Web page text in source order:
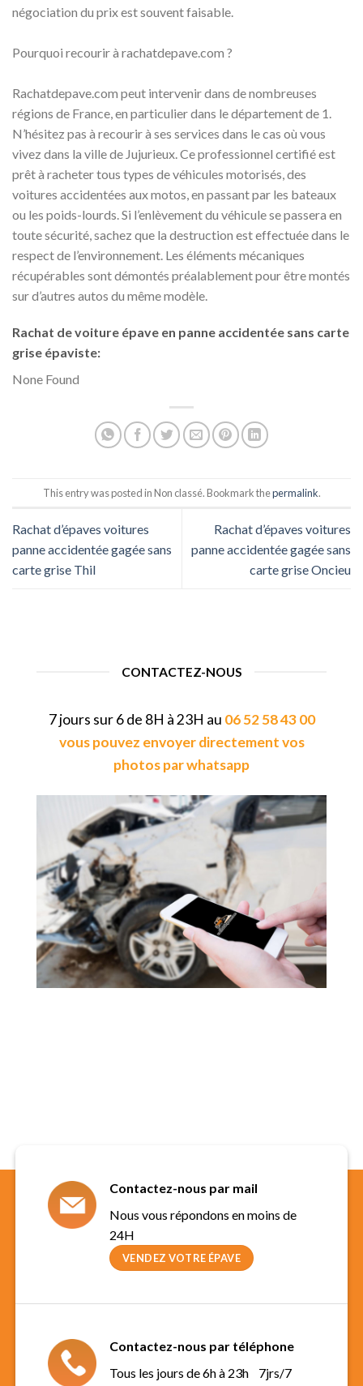
négociation du prix est souvent faisable.
Pourquoi recourir à rachatdepave.com ?
Rachatdepave.com peut intervenir dans de nombreuses
régions de France, en particulier dans le département de 1.
N’hésitez pas à recourir à ses services dans le cas où vous
vivez dans la ville de Jujurieux. Ce professionnel certifié est
prêt à racheter tous types de véhicules motorisés, des
voitures accidentées aux motos, en passant par les bateaux
ou les poids-lourds. Si l’enlèvement du véhicule se passera en
toute sécurité, sachez que la destruction est effectuée dans le
respect de l’environnement. Les éléments mécaniques
récupérables sont démontés préalablement pour être montés
sur d’autres autos du même modèle.
Rachat de voiture épave en panne accidentée sans carte
grise épaviste:
None Found
This entry was posted in Non classé. Bookmark thepermalink.
Rachat d’épaves voitures
panne accidentée gagée sans
carte grise Thil
Rachat d’épaves voitures
panne accidentée gagée sans
carte grise Oncieu
CONTACTEZ-NOUS
7 jours sur 6 de 8H à 23H au 06 52 58 43 00
vous pouvez envoyer directement vos
photos par whatsapp
Contactez-nous par mail
Nous vous répondons en moins de
24H
VENDEZ VOTRE ÉPAVE
Contactez-nous par téléphone
Tous les jours de 6h à 23h 7jrs/7